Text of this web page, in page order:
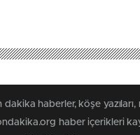
dakika haberler, köşe
haber içerikleri